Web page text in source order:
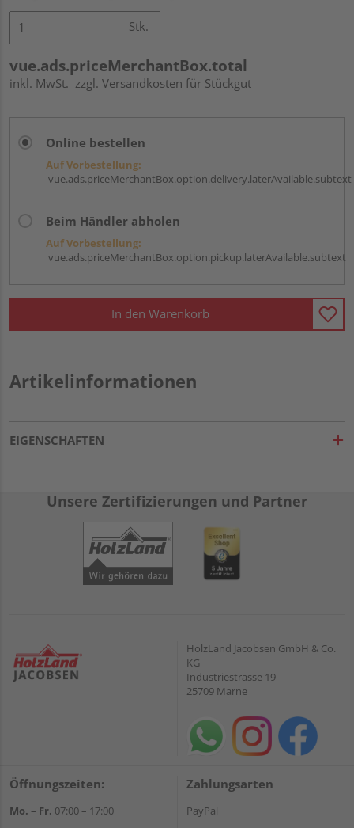
Stk.
vue.ads.priceMerchantBox.total
inkl. MwSt. zzgl. Versandkosten für Stückgut
Online bestellen
Auf Vorbestellung:
vue.ads.priceMerchantBox.option.delivery.laterAvailable.subtext
Beim Händler abholen
Auf Vorbestellung:
vue.ads.priceMerchantBox.option.pickup.laterAvailable.subtext
In den Warenkorb
Artikelinformationen
EIGENSCHAFTEN
Unsere Zertifizierungen und Partner
HolzLand Jacobsen GmbH & Co.
KG
Industriestrasse 19
25709 Marne
Öffnungszeiten:
Mo. – Fr. 07:00 – 17:00
Zahlungsarten
PayPal